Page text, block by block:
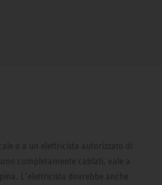
o a un elettricista autorizzato di
completamente cablati, vale a
L’elettricista dovrebbe anche